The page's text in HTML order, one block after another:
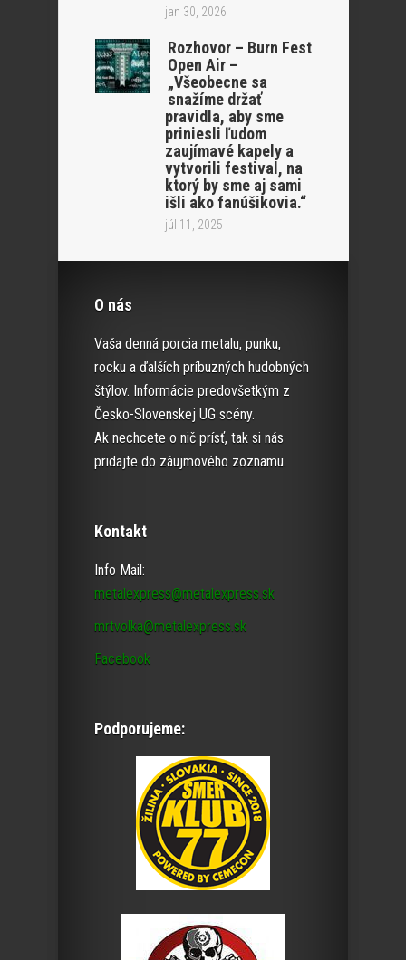
jan 30, 2026
Rozhovor – Burn Fest
Open Air –
„Všeobecne sa
snažíme držať
pravidla, aby sme
priniesli ľudom
zaujímavé kapely a
vytvorili festival, na
ktorý by sme aj sami
išli ako fanúšikovia.“
júl 11, 2025
O nás
Vaša denná porcia metalu, punku,
rocku a ďalších príbuzných hudobných
štýlov. Informácie predovšetkým z
Česko-Slovenskej UG scény.
Ak nechcete o nič prísť, tak si nás
pridajte do záujmového zoznamu.
Kontakt
Info Mail:
metalexpress@metalexpress.sk
mrtvolka@metalexpress.sk
Facebook
Podporujeme: